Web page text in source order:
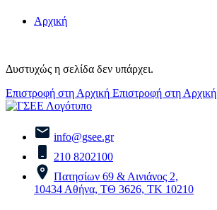
Αρχική
Δυστυχώς η σελίδα δεν υπάρχει.
Επιστροφή στη Αρχική Επιστροφή στη Αρχική
info@gsee.gr
210 8202100
Πατησίων 69 & Αινιάνος 2,
10434 Αθήνα, ΤΘ 3626, ΤΚ 10210